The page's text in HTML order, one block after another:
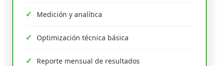
Medición y analítica
Optimización técnica básica
Reporte mensual de resultados